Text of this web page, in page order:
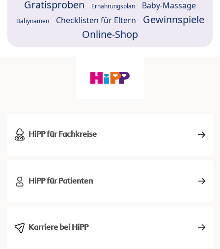
Gratisproben Ernährungsplan Baby-Massage
Babynamen Checklisten für Eltern
Gewinnspiele
Online-Shop
HiPP für Fachkreise
HiPP für Patienten
Karriere bei HiPP